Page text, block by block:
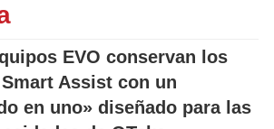
EVO conservan los
Assist con un
en uno» diseñado para las